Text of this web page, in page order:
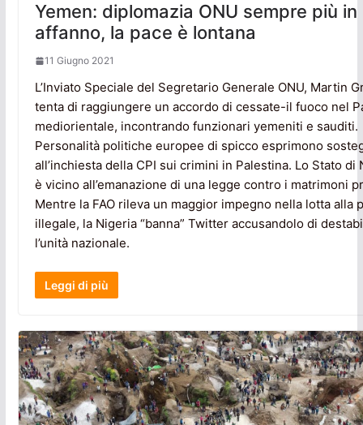
Yemen: diplomazia ONU sempre più in
affanno, la pace è lontana
11 Giugno 2021
L’Inviato Speciale del Segretario Generale ONU, Martin
tenta di raggiungere un accordo di cessate-il fuoco nel
mediorientale, incontrando funzionari yemeniti e sauditi.
Personalità politiche europee di spicco esprimono
all’inchiesta della CPI sui crimini in Palestina. Lo Stato di
è vicino all’emanazione di una legge contro i matrimoni
Mentre la FAO rileva un maggior impegno nella lotta alla
illegale, la Nigeria “banna” Twitter accusandolo di
l’unità nazionale.
Leggi di più